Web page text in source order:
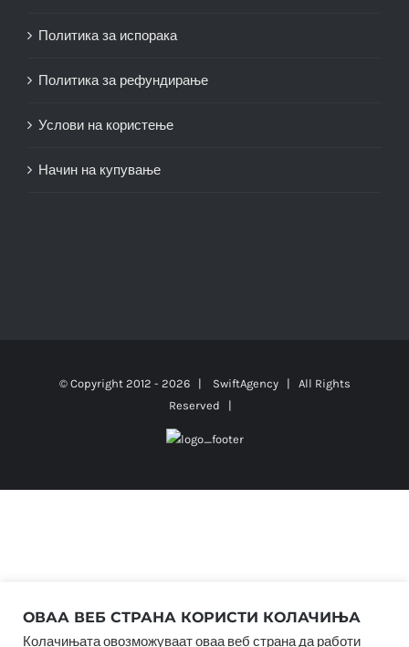
Политика за испорака
Политика за рефундирање
Услови на користење
Начин на купување
© Copyright 2012 - 2026 | SwiftAgency| All Rights
Reserved |
ОВАА ВЕБ СТРАНА КОРИСТИ КОЛАЧИЊА
Колачињата овозможуваат оваа веб страна да работи